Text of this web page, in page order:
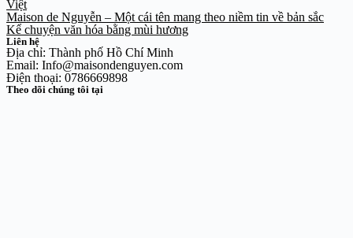
Việt
Maison de Nguyễn – Một cái tên mang theo niềm tin về bản sắc
Kể chuyện văn hóa bằng mùi hương
Liên hệ
Địa chỉ: Thành phố Hồ Chí Minh
Email: Info@maisondenguyen.com
Điện thoại: 0786669898
Theo dõi chúng tôi tại